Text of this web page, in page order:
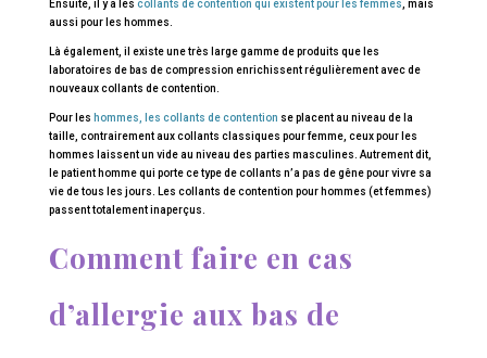
Ensuite, il y a les collants de contention qui existent pour les femmes , mais
aussi pour les hommes.
Là également, il existe une très large gamme de produits que les
laboratoires de bas de compression enrichissent régulièrement avec de
nouveaux collants de contention.
Pour les hommes, les collants de contention se placent au niveau de la
taille, contrairement aux collants classiques pour femme, ceux pour les
hommes laissent un vide au niveau des parties masculines. Autrement dit,
le patient homme qui porte ce type de collants n’a pas de gêne pour vivre sa
vie de tous les jours. Les collants de contention pour hommes (et femmes)
passent totalement inaperçus.
Comment faire en cas
d’allergie aux bas de